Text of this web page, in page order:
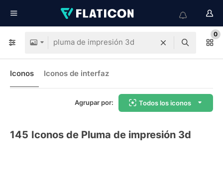
0
Iconos Iconos de interfaz
Agrupar por: Todos los iconos
145 Iconos de Pluma de impresión 3d